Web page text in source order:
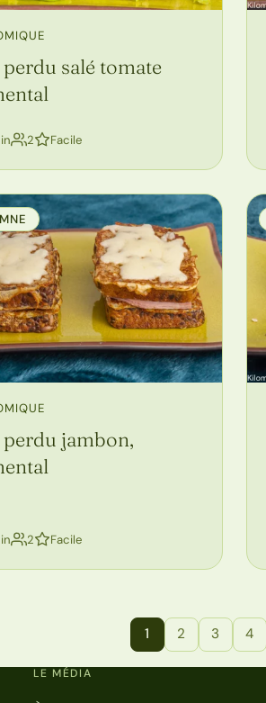
salé tomate
2personnes
Facile
perdu jambon,
2personnes
Facile
1 2 3 4
LE MÉDIA